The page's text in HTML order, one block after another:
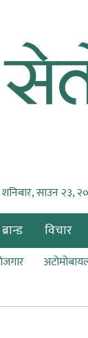
शनिबार, साउन २३,
विचार